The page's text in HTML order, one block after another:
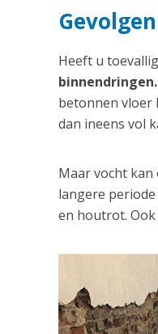
Heeft u
binnendringen.
betonnen vloer
dan ineens vol
Maar vocht kan
langere
en houtrot.